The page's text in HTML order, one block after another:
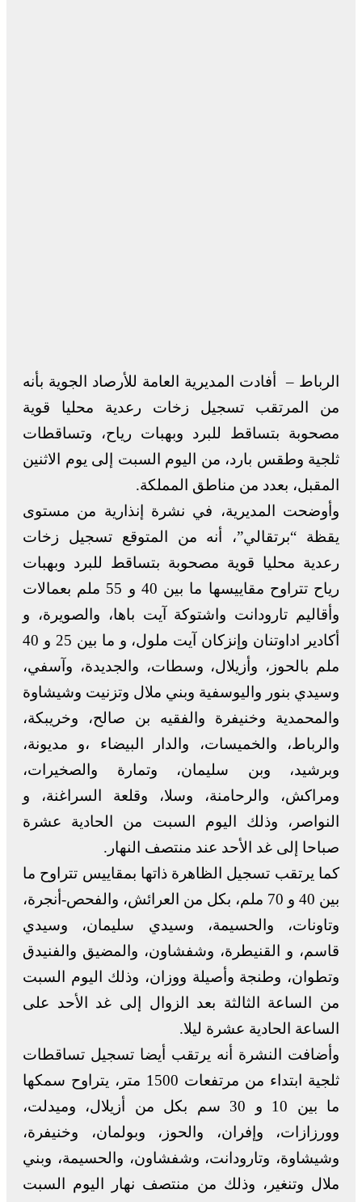
الرباط – أفادت المديرية العامة للأرصاد الجوية بأنه
من المرتقب تسجيل زخات رعدية محليا قوية
مصحوبة بتساقط للبرد وبهبات رياح، وتساقطات
ثلجية وطقس بارد، من اليوم السبت إلى يوم الاثنين
المقبل، بعدد من مناطق المملكة.
وأوضحت المديرية، في نشرة إنذارية من مستوى
يقظة “برتقالي”، أنه من المتوقع تسجيل زخات
رعدية محليا قوية مصحوبة بتساقط للبرد وبهبات
رياح تتراوح مقاييسها ما بين 40 و 55 ملم بعمالات
وأقاليم تارودانت واشتوكة آيت باها، والصويرة، و
أكادير اداوتنان وإنزكان آيت ملول، و ما بين 25 و 40
ملم بالحوز، وأزيلال، وسطات، والجديدة، وآسفي،
وسيدي بنور واليوسفية وبني ملال وتزنيت وشيشاوة
والمحمدية وخنيفرة والفقيه بن صالح، وخريبكة،
والرباط، والخميسات، والدار البيضاء ،و مديونة،
وبرشيد، وبن سليمان، وتمارة والصخيرات،
ومراكش، والرحامنة، وسلا، وقلعة السراغنة، و
النواصر، وذلك اليوم السبت من الحادية عشرة
صباحا إلى غد الأحد عند منتصف النهار.
كما يرتقب تسجيل الظاهرة ذاتها بمقاييس تتراوح ما
بين 40 و 70 ملم، بكل من العرائش، والفحص-أنجرة،
وتاونات، والحسيمة، وسيدي سليمان، وسيدي
قاسم، و القنيطرة، وشفشاون، والمضيق والفنيدق
وتطوان، وطنجة وأصيلة ووزان، وذلك اليوم السبت
من الساعة الثالثة بعد الزوال إلى غد الأحد على
الساعة الحادية عشرة ليلا.
وأضافت النشرة أنه يرتقب أيضا تسجيل تساقطات
ثلجية ابتداء من مرتفعات 1500 متر، يتراوح سمكها
ما بين 10 و 30 سم بكل من أزيلال، وميدلت،
وورزازات، وإفران، والحوز، وبولمان، وخنيفرة،
وشيشاوة، وتارودانت، وشفشاون، والحسيمة، وبني
ملال وتنغير، وذلك من منتصف نهار اليوم السبت